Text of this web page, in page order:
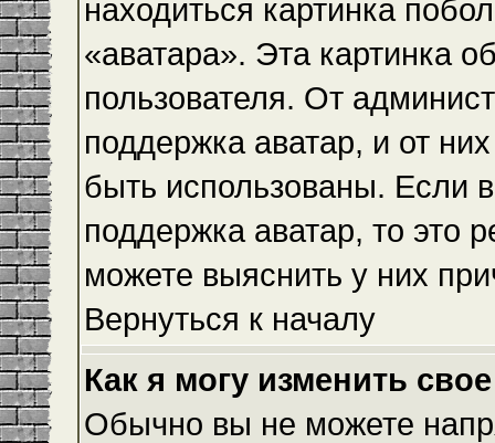
находиться картинка
«аватара». Эта картинка
пользователя. От
поддержка аватар, и от
быть использованы. Если
поддержка аватар, то это
можете выяснить у них
Вернуться к началу
Как я могу изменить
Обычно вы не можете